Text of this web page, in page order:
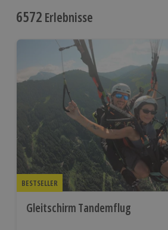
6572 Erlebnisse
BESTSELLER
Gleitschirm Tandemflug